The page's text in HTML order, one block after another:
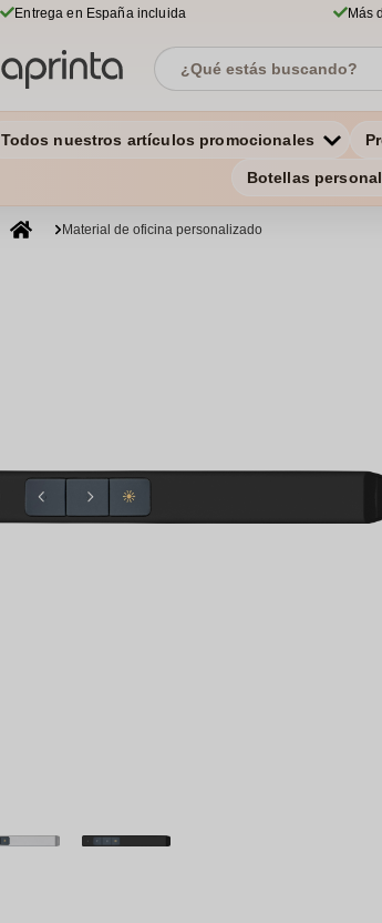
Entrega en España incluida Más
Todos nuestros artículos promocionales
Botellas
Material de oficina personalizado